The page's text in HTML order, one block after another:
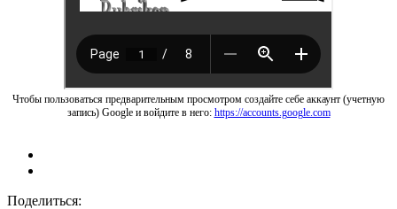
Чтобы пользоваться предварительным просмотром создайте себе аккаунт (учетную
запись) Google и войдите в него: https://accounts.google.com
Поделиться: